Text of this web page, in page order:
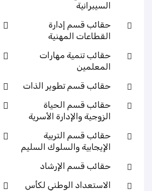
السيبرانية
حقائب قسم إدارة
القطاعات المهنية
حقائب تنمية مهارات
المعلمين
حقائب قسم تطوير الذات
حقائب قسم الحياة
الزوجية والإدارة الأسرية
حقائب قسم التربية
الإيجابية والسلوك السليم
حقائب قسم الإرشاد
الاستعداد الوطني لكأس